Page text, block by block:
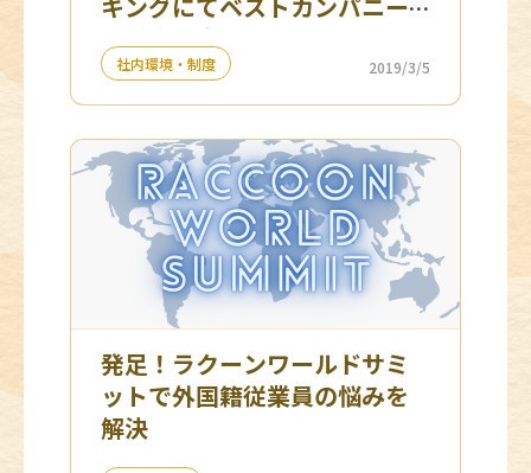
を受賞 ３年連続ランクイン！
社内環境・制度 2019/3/5
発足！ラクーンワールドサミ
ットで外国籍従業員の悩みを
解決